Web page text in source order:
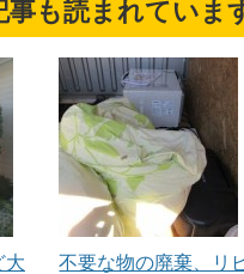
事も読まれていま
大
不要な物の廃棄、リ